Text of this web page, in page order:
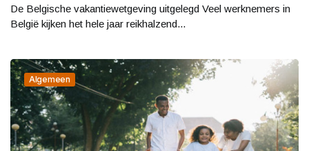
De Belgische vakantiewetgeving uitgelegd Veel werknemers in
België kijken het hele jaar reikhalzend...
Algemeen